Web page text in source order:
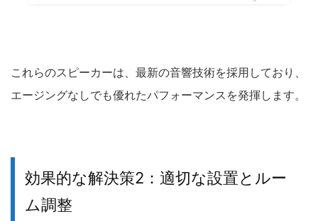
これらのスピーカーは、最新の音響技術を採用しており、
エージングなしでも優れたパフォーマンスを発揮します。
効果的な解決策2：適切な設置とルー
ム調整